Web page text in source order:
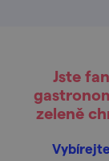
Jste
zeleně